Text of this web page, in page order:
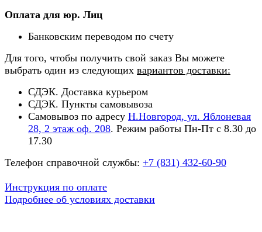
Оплата для юр. Лиц
Банковским переводом по счету
Для того, чтобы получить свой заказ Вы можете
выбрать один из следующих вариантов доставки:
СДЭК. Доставка курьером
СДЭК. Пункты самовывоза
Самовывоз по адресу Н.Новгород, ул. Яблоневая
28, 2 этаж оф. 208. Режим работы Пн-Пт с 8.30 до
17.30
Телефон справочной службы: +7 (831) 432-60-90
Инструкция по оплате
Подробнее об условиях доставки